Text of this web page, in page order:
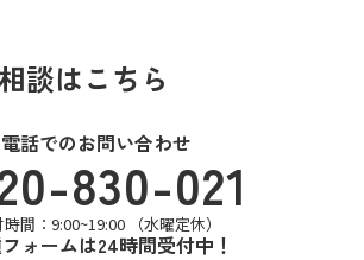
談はこちら
話でのお問い合わせ
830-021
間：9:00~19:00 （水曜定休）
ォームは24時間受付中！